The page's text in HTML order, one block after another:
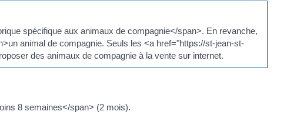
spécifique aux animaux de compagnie</span>. En revanche,
animal de compagnie. Seuls les <a href="https://st-jean-st-
des animaux de compagnie à la vente sur internet.
8 semaines</span> (2 mois).